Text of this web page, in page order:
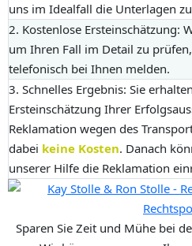
uns im Idealfall die Unterlagen
2. Kostenlose Ersteinschätzung:
um Ihren Fall im Detail zu
telefonisch bei Ihnen melden.
3. Schnelles Ergebnis: Sie
Ersteinschätzung Ihrer
Reklamation wegen des
dabei keine Kosten. Danach
unserer Hilfe die Reklamation
Sparen Sie Zeit und Mühe bei